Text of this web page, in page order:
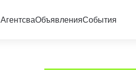
АгентсваОбъявленияСобытия